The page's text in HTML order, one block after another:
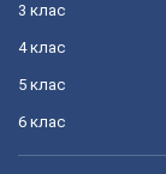
3 клас
4 клас
5 клас
6 клас